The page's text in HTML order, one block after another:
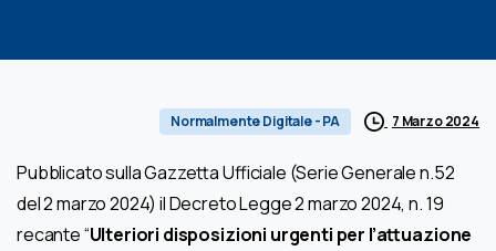
Normalmente Digitale - PA 7 Marzo 2024
Pubblicato sulla Gazzetta Ufficiale (Serie Generale n.52
del 2 marzo 2024) il Decreto Legge 2 marzo 2024, n. 19
recante “Ulteriori disposizioni urgenti per l’attuazione